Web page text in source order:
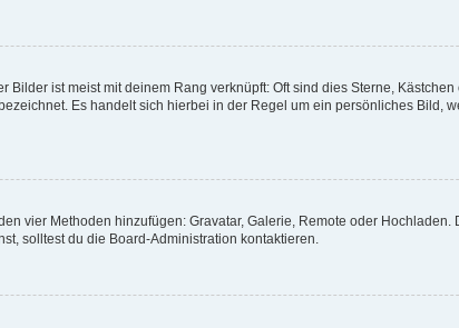
ist meist mit deinem Rang verknüpft: Oft sind dies Sterne,
Es handelt sich hierbei in der Regel um ein persönliches Bild,
vier Methoden hinzufügen: Gravatar, Galerie, Remote oder
solltest du die Board-Administration kontaktieren.